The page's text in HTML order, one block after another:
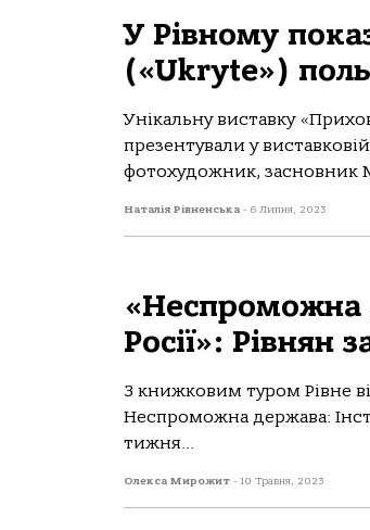
У Рівному
(«Ukryte»)
Унікальну виставку
презентували у
фотохудожник, засновник
Наталія Рівненська - 6 Липня, 2023
«Неспроможна
Росії»: Рівнян
З книжковим туром Рівне
Неспроможна держава:
тижня...
Олекса Мирожит - 10 Травня, 2023